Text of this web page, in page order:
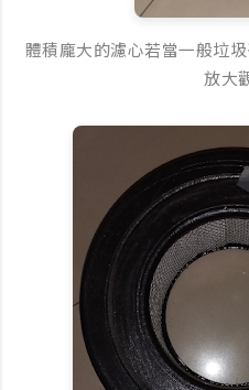
體積龐大的濾心若當一般垃
放大